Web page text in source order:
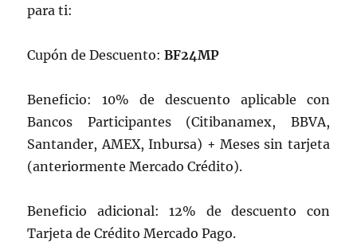
para ti:
Cupón de Descuento:BF24MP
Beneficio: 10% de descuento aplicable con
Bancos Participantes (Citibanamex, BBVA,
Santander, AMEX, Inbursa) + Meses sin tarjeta
(anteriormente Mercado Crédito).
Beneficio adicional: 12% de descuento con
Tarjeta de Crédito Mercado Pago.